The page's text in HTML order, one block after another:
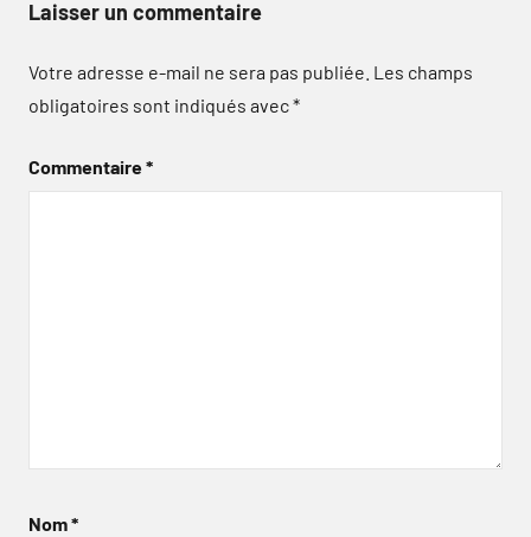
Laisser un commentaire
Votre adresse e-mail ne sera pas publiée. Les champs
obligatoires sont indiqués avec*
Commentaire*
Nom*